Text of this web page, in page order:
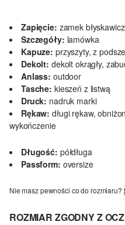
Zapięcie: zamek
Szczegóły: lamówka
Kapuze: przyszyty, z
Dekolt: dekolt okrągły,
Anlass: outdoor
Tasche: kieszeń z listwą
Druck: nadruk marki
Rękaw: długi rękaw,
wykończenie
Długość: półdługa
Passform: oversize
Nie masz pewności co do rozmiaru?
ROZMIAR ZGODNY Z